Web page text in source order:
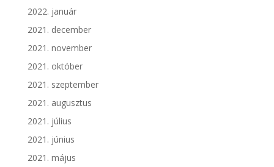
2022. január
2021. december
2021. november
2021. október
2021. szeptember
2021. augusztus
2021. július
2021. június
2021. május